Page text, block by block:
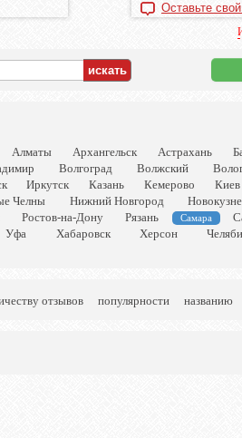
Оставьте
Алматы Архангельск Астрахань
Волгоград Волжский
Иркутск Казань Кемерово Киев
Челны Нижний Новгород
Ростов-на-Дону Рязань Самара
Уфа Хабаровск Херсон
отзывов популярности названию